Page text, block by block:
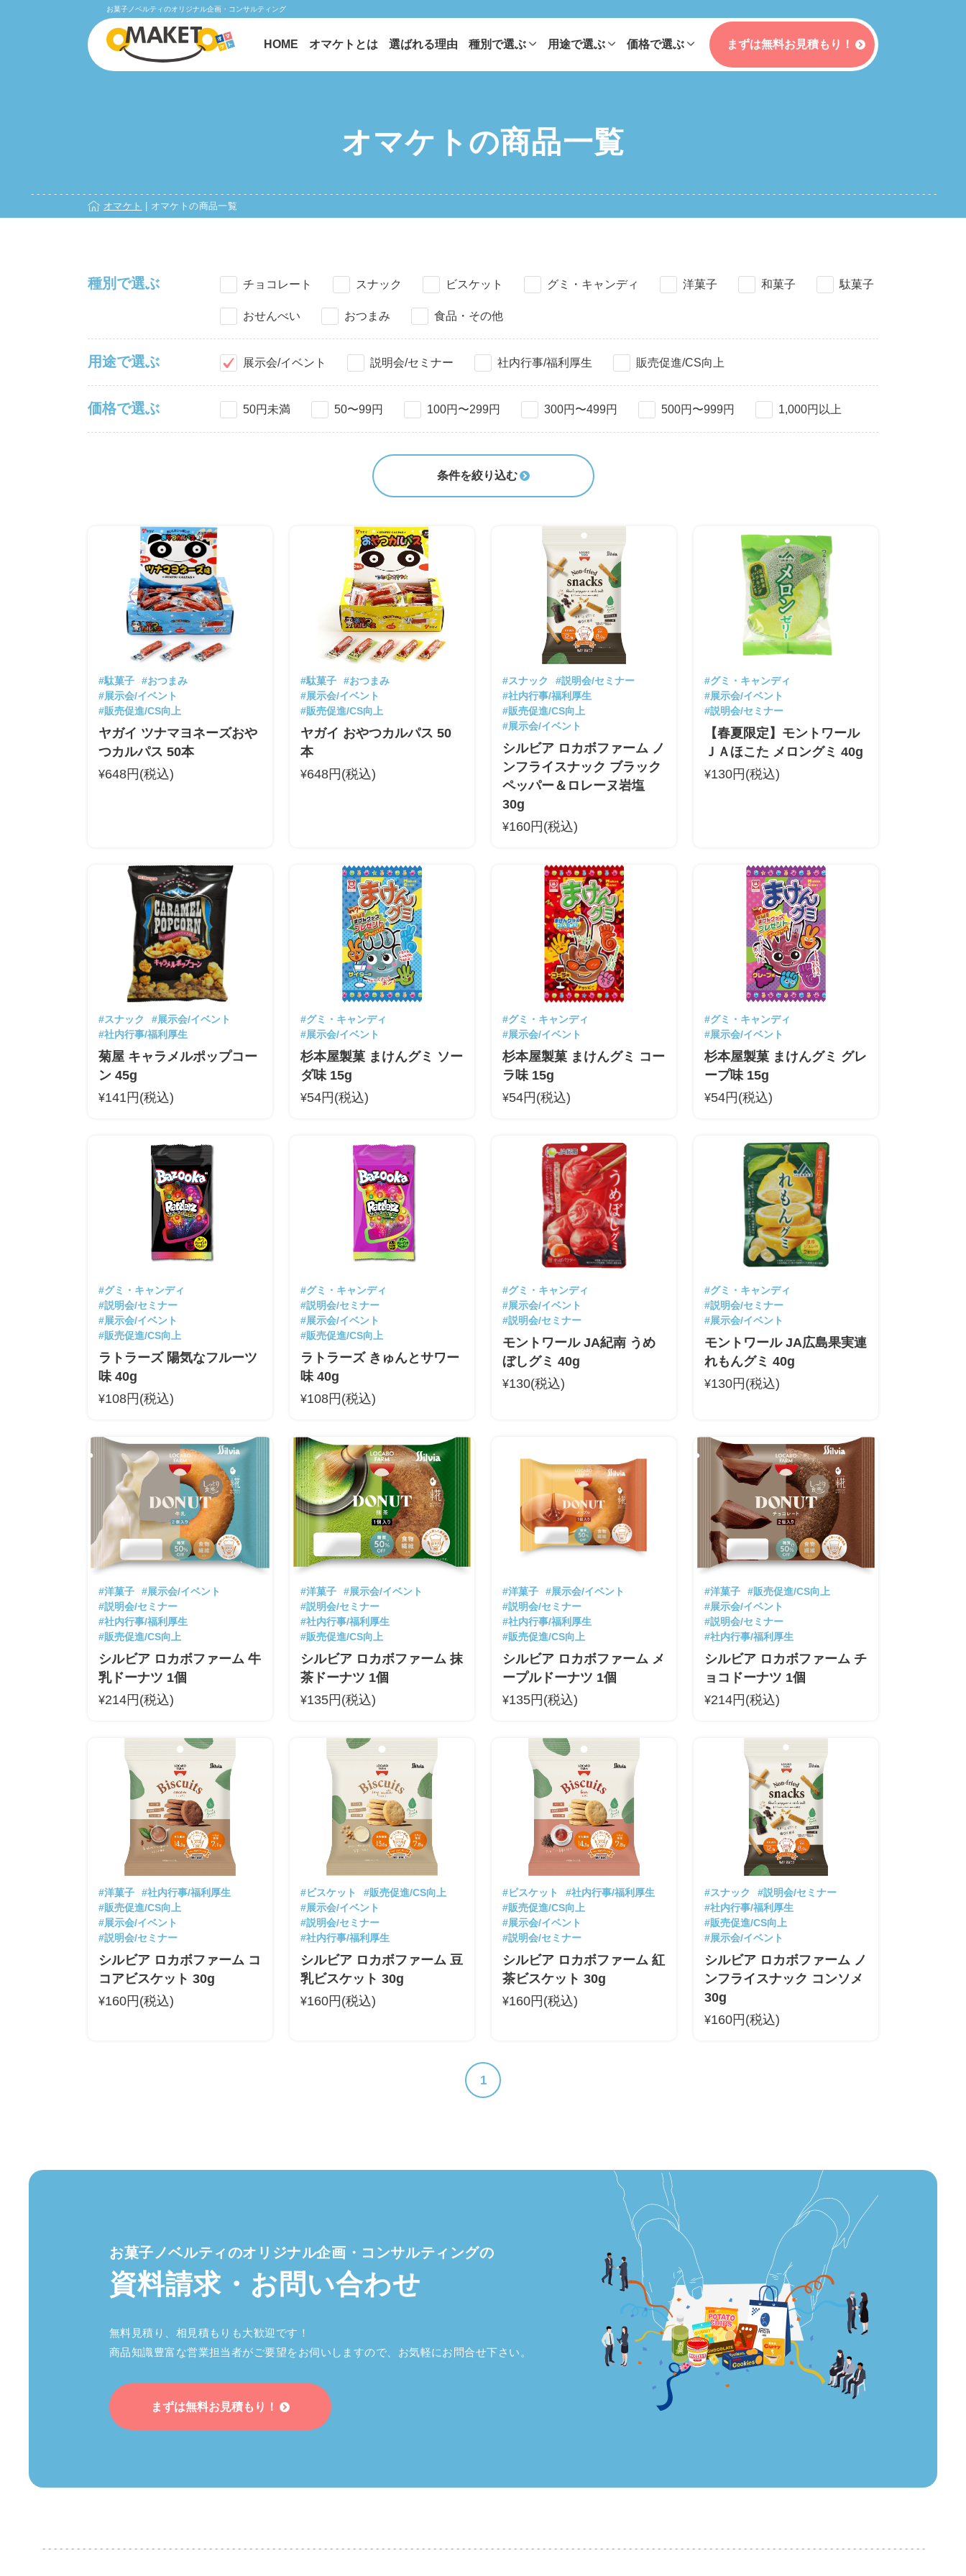
お菓子ノベルティのオリジナル企画・コンサルティング
HOME オマケトとは 選ばれる理由 種別で選ぶ 用途で選ぶ 価格で選ぶ まずは無料お見積もり！
オマケトの商品一覧
オマケト オマケトの商品一覧
種別で選ぶ チョコレート スナック ビスケット グミ・キャンディ 洋菓子 和菓子 駄菓子
おせんべい おつまみ 食品・その他
用途で選ぶ 展示会/イベント 説明会/セミナー 社内行事/福利厚生 販売促進/CS向上
価格で選ぶ 50円未満 50〜99円 100円〜299円 300円〜499円 500円〜999円 1,000円以上
条件を絞り込む
#駄菓子
#おつまみ
#展示会/イベント
#販売促進/CS向上
ヤガイ ツナマヨネーズおや
つカルパス 50本
¥648円(税込)
#駄菓子
#おつまみ
#展示会/イベント
#販売促進/CS向上
ヤガイ おやつカルパス 50
本
¥648円(税込)
#スナック
#説明会/セミナー
#社内行事/福利厚生
#販売促進/CS向上
#展示会/イベント
シルビア ロカボファーム ノ
ンフライスナック ブラック
ペッパー＆ロレーヌ岩塩
30g
¥160円(税込)
#グミ・キャンディ
#展示会/イベント
#説明会/セミナー
【春夏限定】モントワール
ＪＡほこた メロングミ 40g
¥130円(税込)
#スナック
#展示会/イベント
#社内行事/福利厚生
菊屋 キャラメルポップコー
ン 45g
¥141円(税込)
#グミ・キャンディ
#展示会/イベント
杉本屋製菓 まけんグミ ソー
ダ味 15g
¥54円(税込)
#グミ・キャンディ
#展示会/イベント
杉本屋製菓 まけんグミ コー
ラ味 15g
¥54円(税込)
#グミ・キャンディ
#展示会/イベント
杉本屋製菓 まけんグミ グレ
ープ味 15g
¥54円(税込)
#グミ・キャンディ
#説明会/セミナー
#展示会/イベント
#販売促進/CS向上
ラトラーズ 陽気なフルーツ
味 40g
¥108円(税込)
#グミ・キャンディ
#説明会/セミナー
#展示会/イベント
#販売促進/CS向上
ラトラーズ きゅんとサワー
味 40g
¥108円(税込)
#グミ・キャンディ
#展示会/イベント
#説明会/セミナー
モントワール JA紀南 うめ
ぼしグミ 40g
¥130(税込)
#グミ・キャンディ
#説明会/セミナー
#展示会/イベント
モントワール JA広島果実連
れもんグミ 40g
¥130円(税込)
#洋菓子
#展示会/イベント
#説明会/セミナー
#社内行事/福利厚生
#販売促進/CS向上
シルビア ロカボファーム 牛
乳ドーナツ 1個
¥214円(税込)
#洋菓子
#展示会/イベント
#説明会/セミナー
#社内行事/福利厚生
#販売促進/CS向上
シルビア ロカボファーム 抹
茶ドーナツ 1個
¥135円(税込)
#洋菓子
#展示会/イベント
#説明会/セミナー
#社内行事/福利厚生
#販売促進/CS向上
シルビア ロカボファーム メ
ープルドーナツ 1個
¥135円(税込)
#洋菓子
#販売促進/CS向上
#展示会/イベント
#説明会/セミナー
#社内行事/福利厚生
シルビア ロカボファーム チ
ョコドーナツ 1個
¥214円(税込)
#洋菓子
#社内行事/福利厚生
#販売促進/CS向上
#展示会/イベント
#説明会/セミナー
シルビア ロカボファーム コ
コアビスケット 30g
¥160円(税込)
#ビスケット
#販売促進/CS向上
#展示会/イベント
#説明会/セミナー
#社内行事/福利厚生
シルビア ロカボファーム 豆
乳ビスケット 30g
¥160円(税込)
#ビスケット
#社内行事/福利厚生
#販売促進/CS向上
#展示会/イベント
#説明会/セミナー
シルビア ロカボファーム 紅
茶ビスケット 30g
¥160円(税込)
#スナック
#説明会/セミナー
#社内行事/福利厚生
#販売促進/CS向上
#展示会/イベント
シルビア ロカボファーム ノ
ンフライスナック コンソメ
30g
¥160円(税込)
1
お菓子ノベルティのオリジナル企画・ コンサルティングの
資料請求・ お問い合わせ
無料見積り、相見積もりも大歓迎です！
商品知識豊富な営業担当者がご要望をお伺いしますので、お気軽にお問合せ下さい。
まずは無料お見積もり！